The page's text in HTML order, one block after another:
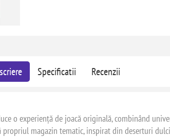
Specificatii Recenzii
o experiență de joacă originală, combinând
magazin tematic, inspirat din deserturi